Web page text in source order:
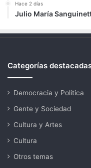
Hace 2 días
Julio María
Categorías
Democracia y Política
Gente y Sociedad
Cultura y Artes
Cultura
Otros temas